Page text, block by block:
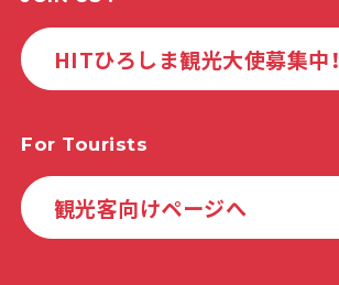
HITひろしま観光大使募集中！
For Tourists
観光客向けページへ